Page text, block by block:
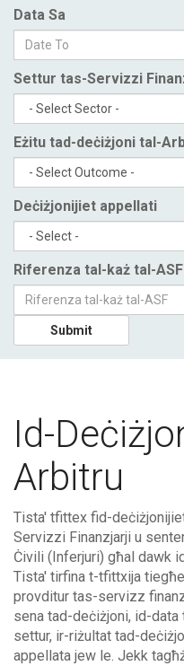
Data Sa
Settur tas-Servizzi
Eżitu tad-deċiżjoni tal-
Deċiżjonijiet appellati
Riferenza tal-każ tal-ASF
Submit
Id-
Arbitru
Tista' tfittex fid-
Servizzi Finanzjarji u
Ċivili (Inferjuri) għal dawk
Tista' tirfina t-tfittxija
provditur tas-servizz
sena tad-deċiżjoni, id-
settur, ir-riżultat tad-
appellata jew le. Jekk